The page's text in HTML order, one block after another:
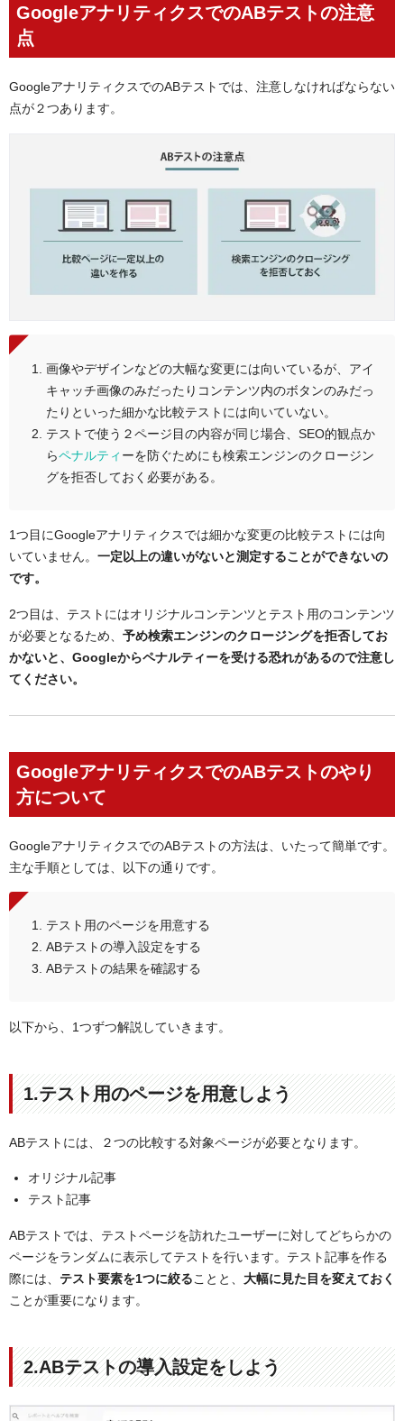
GoogleアナリティクスでのABテストの注意
点
GoogleアナリティクスでのABテストでは、注意しなければならない
点が２つあります。
画像やデザインなどの大幅な変更には向いているが、アイ
キャッチ画像のみだったりコンテンツ内のボタンのみだっ
たりといった細かな比較テストには向いていない。
テストで使う２ページ目の内容が同じ場合、SEO的観点か
らペナルティ ーを防ぐためにも検索エンジンのクロージン
グを拒否しておく必要がある。
1つ目にGoogleアナリティクスでは細かな変更の比較テストには向
いていません。 一定以上の違いがないと測定することができないの
です。
2つ目は、テストにはオリジナルコンテンツとテスト用のコンテンツ
が必要となるため、 予め検索エンジンのクロージングを拒否してお
かないと、Googleからペナルティーを受ける恐れがあるので注意し
てください。
GoogleアナリティクスでのABテストのやり
方について
GoogleアナリティクスでのABテストの方法は、いたって簡単です。
主な手順としては、以下の通りです。
テスト用のページを用意する
ABテストの導入設定をする
ABテストの結果を確認する
以下から、1つずつ解説していきます。
1.テスト用のページを用意しよう
ABテストには、２つの比較する対象ページが必要となります。
オリジナル記事
テスト記事
ABテストでは、テストページを訪れたユーザーに対してどちらかの
ページをランダムに表示してテストを行います。テスト記事を作る
際には、 テスト要素を1つに絞ることと、 大幅に見た目を変えておく
ことが重要になります。
2.ABテストの導入設定をしよう